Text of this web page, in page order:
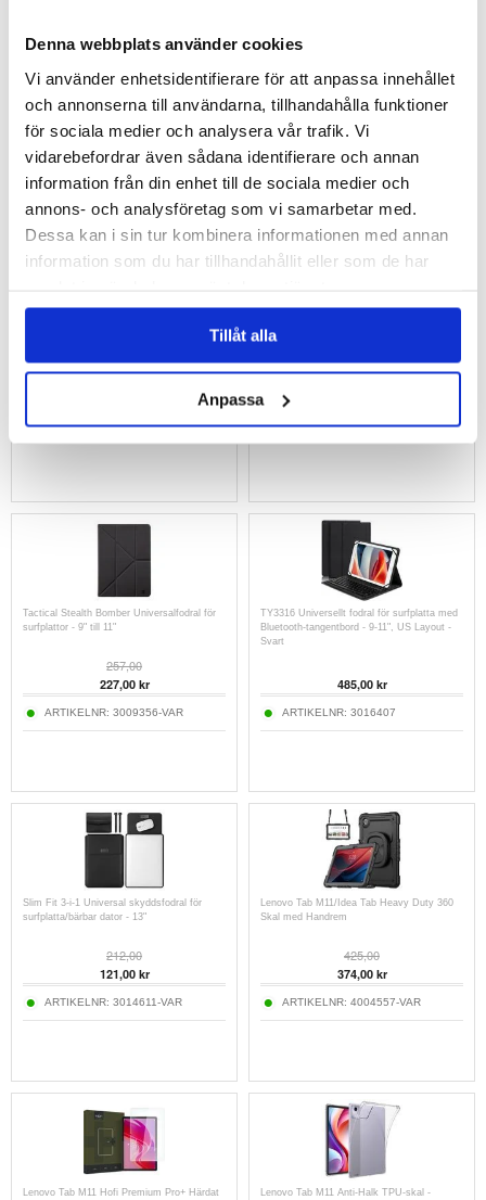
Denna webbplats använder cookies
Vi använder enhetsidentifierare för att anpassa innehållet
och annonserna till användarna, tillhandahålla funktioner
för sociala medier och analysera vår trafik. Vi
vidarebefordrar även sådana identifierare och annan
information från din enhet till de sociala medier och
annons- och analysföretag som vi samarbetar med.
Dessa kan i sin tur kombinera informationen med annan
information som du har tillhandahållit eller som de har
Tillåt alla
Anpassa
Skärmrengöring - 100 St.
212,00kr
ARTIKELNR:214625
11" - Vit
227,00
181,00 kr
ARTIKELNR: 249082
90,00
ARTIKELNR:3007809
dator/surfplatta - 13" - Svart / Röd
136,00
ARTIKELNR:3014617
Tactical Stealth Bomber Universalfodral för
surfplattor - 9" till 11"
257,00
227,00kr
ARTIKELNR: 3009356-VAR
TY3316 Universellt fodral för surfplatta med
Bluetooth-tangentbord - 9-11", US Layout -
Svart
485,00kr
ARTIKELNR: 3016407
Slim Fit 3-i-1 Universal skyddsfodral för
surfplatta/bärbar dator - 13"
212,00
121,00kr
ARTIKELNR: 3014611-VAR
Lenovo Tab M11/Idea Tab Heavy Duty 360
Skal med Handrem
425,00
374,00kr
ARTIKELNR: 4004557-VAR
Lenovo Tab M11 Hofi Premium Pro+ Härdat
Lenovo Tab M11 Anti-Halk TPU-skal -